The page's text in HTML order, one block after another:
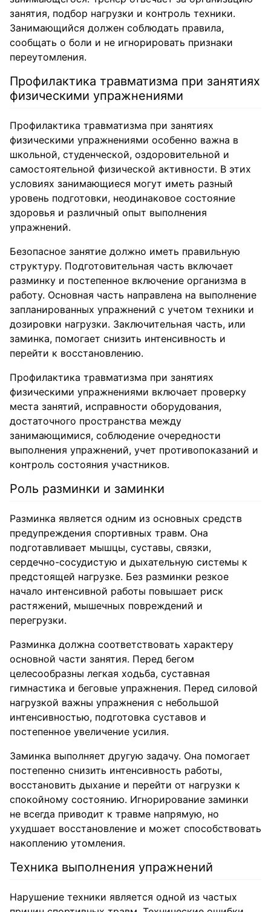
занятия, подбор нагрузки и контроль техники.
Занимающийся должен соблюдать правила,
сообщать о боли и не игнорировать признаки
переутомления.
Профилактика травматизма при занятиях
физическими упражнениями
Профилактика травматизма при занятиях
физическими упражнениями особенно важна в
школьной, студенческой, оздоровительной и
самостоятельной физической активности. В этих
условиях занимающиеся могут иметь разный
уровень подготовки, неодинаковое состояние
здоровья и различный опыт выполнения
упражнений.
Безопасное занятие должно иметь правильную
структуру. Подготовительная часть включает
разминку и постепенное включение организма в
работу. Основная часть направлена на выполнение
запланированных упражнений с учетом техники и
дозировки нагрузки. Заключительная часть, или
заминка, помогает снизить интенсивность и
перейти к восстановлению.
Профилактика травматизма при занятиях
физическими упражнениями включает проверку
места занятий, исправности оборудования,
достаточного пространства между
занимающимися, соблюдение очередности
выполнения упражнений, учет противопоказаний и
контроль состояния участников.
Роль разминки и заминки
Разминка является одним из основных средств
предупреждения спортивных травм. Она
подготавливает мышцы, суставы, связки,
сердечно-сосудистую и дыхательную системы к
предстоящей нагрузке. Без разминки резкое
начало интенсивной работы повышает риск
растяжений, мышечных повреждений и
перегрузки.
Разминка должна соответствовать характеру
основной части занятия. Перед бегом
целесообразны легкая ходьба, суставная
гимнастика и беговые упражнения. Перед силовой
нагрузкой важны упражнения с небольшой
интенсивностью, подготовка суставов и
постепенное увеличение усилия.
Заминка выполняет другую задачу. Она помогает
постепенно снизить интенсивность работы,
восстановить дыхание и перейти от нагрузки к
спокойному состоянию. Игнорирование заминки
не всегда приводит к травме напрямую, но
ухудшает восстановление и может способствовать
накоплению утомления.
Техника выполнения упражнений
Нарушение техники является одной из частых